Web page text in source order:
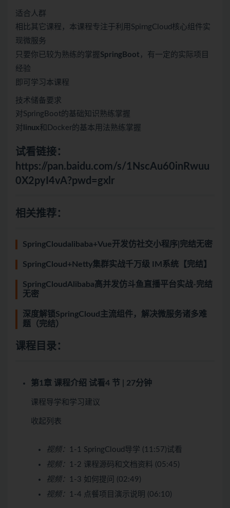
适合人群
相比其它课程，本课程专注于利用SpirngCloud核心组件实
现微服务
只要你已较为熟练的掌握SpringBoot ，有一定的实际项目
经验
即可学习本课程
技术储备要求
对SpringBoot的基础知识熟练掌握
对 linux和Docker的基本用法熟练掌握
试看链接：
https://pan.baidu.com/s/1NscAu60inRwuu
0X2pyI4vA?pwd=gxlr
相关推荐：
SpringCloudalibaba+Vue开发仿社交小程序|完结无密
SpringCloud+Netty集群实战千万级 IM系统【完结】
SpringCloudAlibaba高并发仿斗鱼直播平台实战-完结
无密
深度解锁SpringCloud主流组件，解决微服务诸多难
题（完结）
课程目录：
第1章 课程介绍 试看4 节 | 27分钟
课程导学和学习建议
收起列表
视频： 1-1 SpringCloud导学 (11:57)试看
视频：
1-2 课程源码和文档资料 (05:45)
视频：
1-3 如何提问 (02:49)
视频：
1-4 点餐项目演示说明 (06:10)